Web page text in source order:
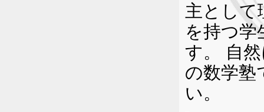
主として
を持つ学
す。 自
の数学塾
い。